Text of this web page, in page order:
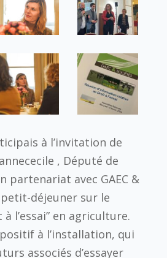
à l’invitation de
, Député de
partenariat avec GAEC &
petit-déjeuner sur le
l’essai” en agriculture.
à l’installation, qui
associés d’essayer